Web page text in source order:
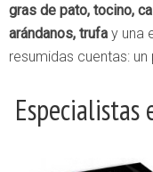
gras de pato, tocino,
arándanos, trufa y una
resumidas cuentas:
Especialistas